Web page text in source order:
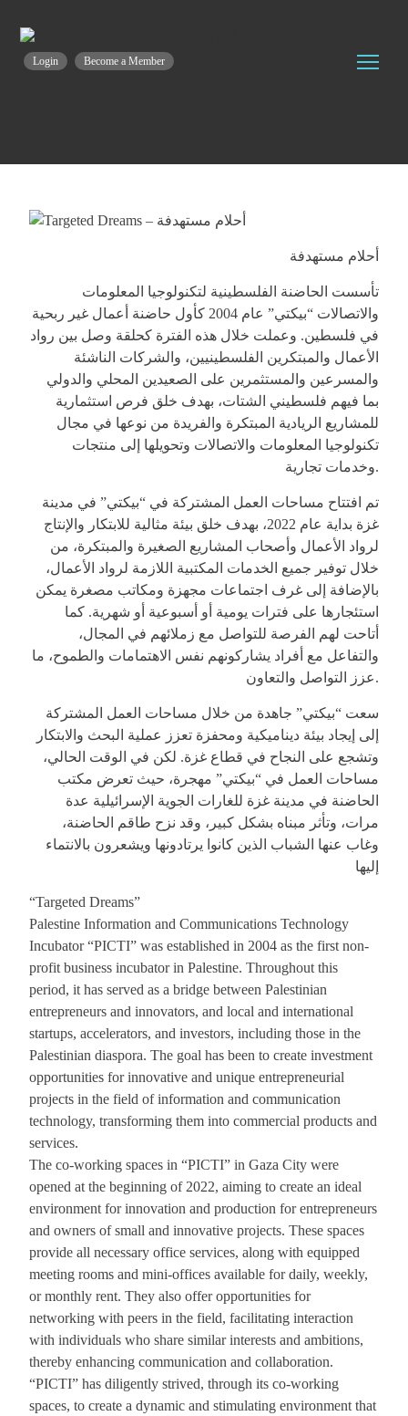
Login Become a Member
أحلام مستهدفة
تأسست الحاضنة الفلسطينية لتكنولوجيا المعلومات
والاتصالات “بيكتي” عام 2004 كأول حاضنة أعمال غير ربحية
في فلسطين. وعملت خلال هذه الفترة كحلقة وصل بين رواد
الأعمال والمبتكرين الفلسطينيين، والشركات الناشئة
والمسرعين والمستثمرين على الصعيدين المحلي والدولي
بما فيهم فلسطيني الشتات، بهدف خلق فرص استثمارية
للمشاريع الريادية المبتكرة والفريدة من نوعها في مجال
تكنولوجيا المعلومات والاتصالات وتحويلها إلى منتجات
وخدمات تجارية.
تم افتتاح مساحات العمل المشتركة في “بيكتي” في مدينة
غزة بداية عام 2022، بهدف خلق بيئة مثالية للابتكار والإنتاج
لرواد الأعمال وأصحاب المشاريع الصغيرة والمبتكرة، من
خلال توفير جميع الخدمات المكتبية اللازمة لرواد الأعمال،
بالإضافة إلى غرف اجتماعات مجهزة ومكاتب مصغرة يمكن
استئجارها على فترات يومية أو أسبوعية أو شهرية. كما
أتاحت لهم الفرصة للتواصل مع زملائهم في المجال،
والتفاعل مع أفراد يشاركونهم نفس الاهتمامات والطموح، ما
عزز التواصل والتعاون.
سعت “بيكتي” جاهدة من خلال مساحات العمل المشتركة
إلى إيجاد بيئة ديناميكية ومحفزة تعزز عملية البحث والابتكار
وتشجع على النجاح في قطاع غزة. لكن في الوقت الحالي،
مساحات العمل في “بيكتي” مهجرة، حيث تعرض مكتب
الحاضنة في مدينة غزة للغارات الجوية الإسرائيلية عدة
مرات، وتأثر مبناه بشكل كبير، وقد نزح طاقم الحاضنة،
وغاب عنها الشباب الذين كانوا يرتادونها ويشعرون بالانتماء
إليها
“Targeted Dreams”
Palestine Information and Communications Technology
Incubator “PICTI” was established in 2004 as the first non-
profit business incubator in Palestine. Throughout this
period, it has served as a bridge between Palestinian
entrepreneurs and innovators, and local and international
startups, accelerators, and investors, including those in the
Palestinian diaspora. The goal has been to create investment
opportunities for innovative and unique entrepreneurial
projects in the field of information and communication
technology, transforming them into commercial products and
services.
The co-working spaces in “PICTI” in Gaza City were
opened at the beginning of 2022, aiming to create an ideal
environment for innovation and production for entrepreneurs
and owners of small and innovative projects. These spaces
provide all necessary office services, along with equipped
meeting rooms and mini-offices available for daily, weekly,
or monthly rent. They also offer opportunities for
networking with peers in the field, facilitating interaction
with individuals who share similar interests and ambitions,
thereby enhancing communication and collaboration.
“PICTI” has diligently strived, through its co-working
spaces, to create a dynamic and stimulating environment that